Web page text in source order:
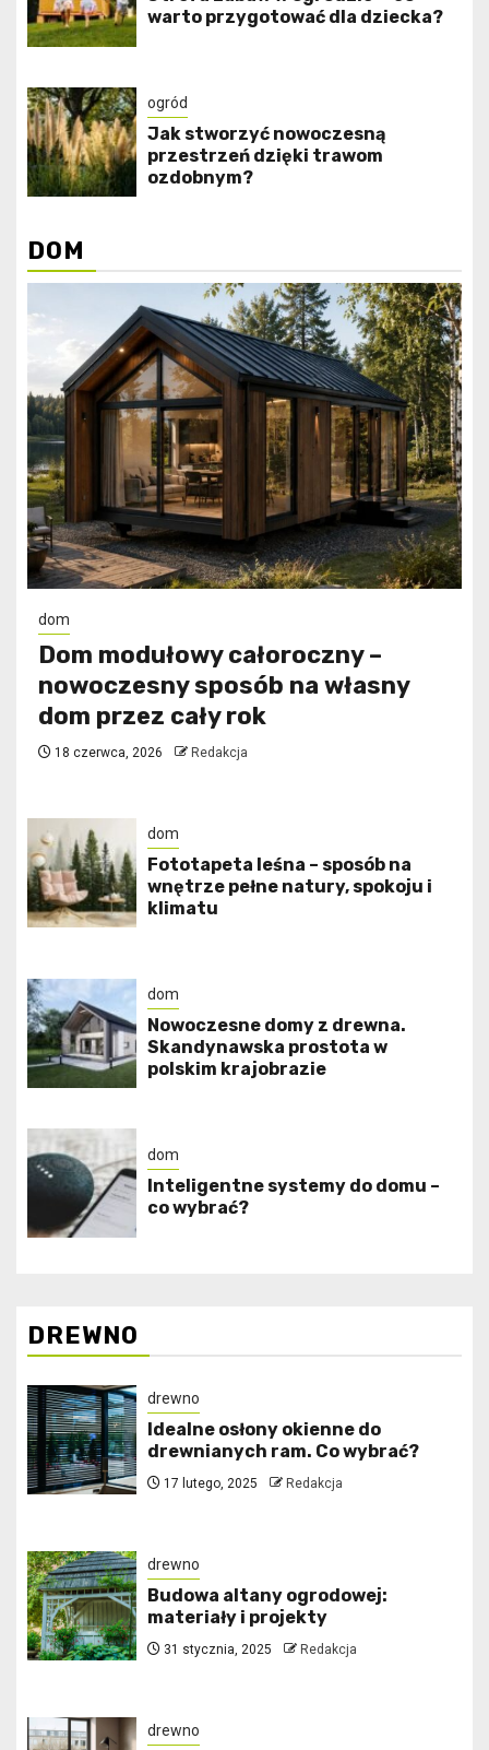
warto przygotować dla dziecka?
ogród
Jak stworzyć nowoczesną
przestrzeń dzięki trawom
ozdobnym?
DOM
dom
Dom modułowy całoroczny –
nowoczesny sposób na własny
dom przez cały rok
18 czerwca, 2026 Redakcja
dom
​Fototapeta leśna – sposób na
wnętrze pełne natury, spokoju i
klimatu
dom
Nowoczesne domy z drewna.
Skandynawska prostota w
polskim krajobrazie
dom
Inteligentne systemy do domu –
co wybrać?
DREWNO
drewno
Idealne osłony okienne do
drewnianych ram. Co wybrać?
17 lutego, 2025 Redakcja
drewno
Budowa altany ogrodowej:
materiały i projekty
31 stycznia, 2025 Redakcja
drewno